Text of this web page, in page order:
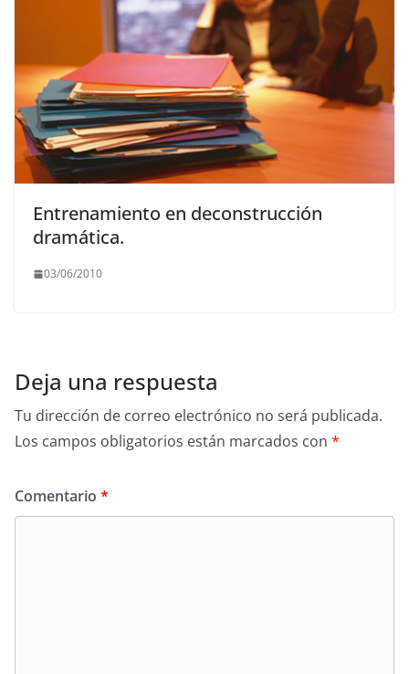
Entrenamiento en deconstrucción
dramática.
03/06/2010
Deja una respuesta
Tu dirección de correo electrónico no será publicada.
Los campos obligatorios están marcados con *
Comentario *